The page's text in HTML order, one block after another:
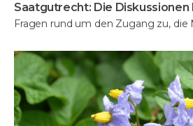
Saatgutrecht: Die
Fragen rund um den Zugang zu,